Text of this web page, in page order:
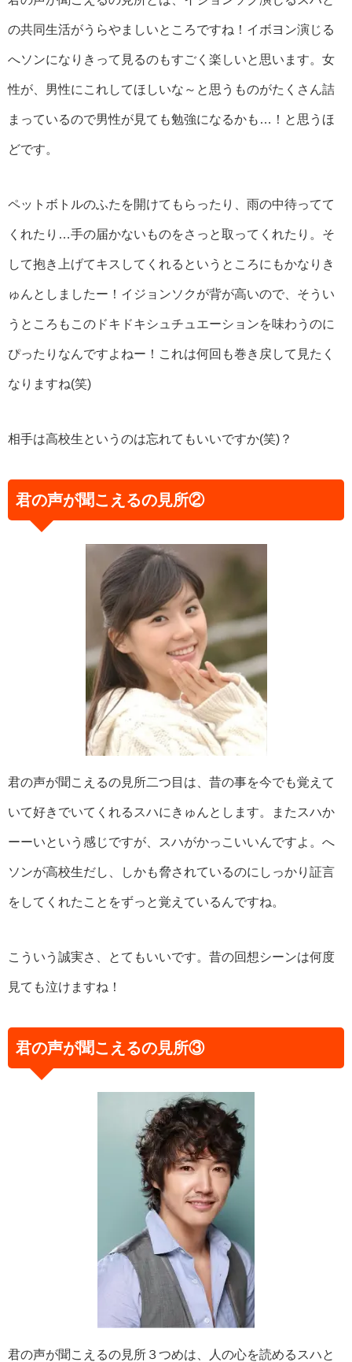
の共同生活がうらやましいところですね！イボヨン演じる
へソンになりきって見るのもすごく楽しいと思います。女
性が、男性にこれしてほしいな～と思うものがたくさん詰
まっているので男性が見ても勉強になるかも…！と思うほ
どです。
ペットボトルのふたを開けてもらったり、雨の中待ってて
くれたり…手の届かないものをさっと取ってくれたり。そ
して抱き上げてキスしてくれるというところにもかなりき
ゅんとしましたー！イジョンソクが背が高いので、そうい
うところもこのドキドキシュチュエーションを味わうのに
ぴったりなんですよねー！これは何回も巻き戻して見たく
なりますね(笑)
相手は高校生というのは忘れてもいいですか(笑)？
君の声が聞こえるの見所②
君の声が聞こえるの見所二つ目は、昔の事を今でも覚えて
いて好きでいてくれるスハにきゅんとします。またスハか
ーーいという感じですが、スハがかっこいいんですよ。へ
ソンが高校生だし、しかも脅されているのにしっかり証言
をしてくれたことをずっと覚えているんですね。
こういう誠実さ、とてもいいです。昔の回想シーンは何度
見ても泣けますね！
君の声が聞こえるの見所③
君の声が聞こえるの見所３つめは、人の心を読めるスハと